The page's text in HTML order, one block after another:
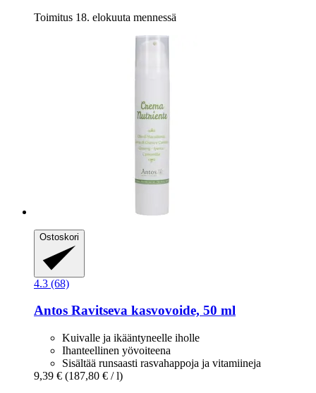
Toimitus 18. elokuuta mennessä
Ostoskori
4.3 (68)
Antos Ravitseva kasvovoide, 50 ml
Kuivalle ja ikääntyneelle iholle
Ihanteellinen yövoiteena
Sisältää runsaasti rasvahappoja ja vitamiineja
9,39 € (187,80 € / l)